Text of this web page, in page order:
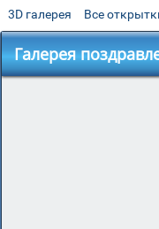
3D галерея Все
Галерея